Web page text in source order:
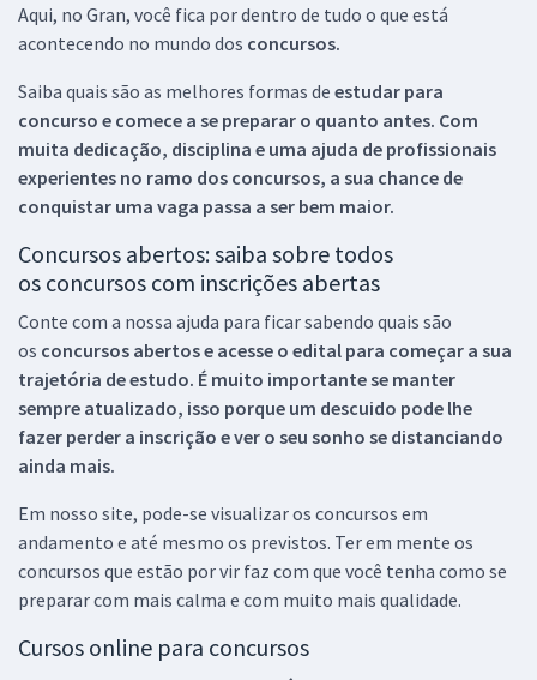
Aqui, no Gran, você fica por dentro de tudo o que está
acontecendo no mundo dos concursos.
Saiba quais são as melhores formas de estudar para
concurso e comece a se preparar o quanto antes. Com
muita dedicação, disciplina e uma ajuda de profissionais
experientes no ramo dos concursos, a sua chance de
conquistar uma vaga passa a ser bem maior.
Concursos abertos: saiba sobre todos
os concursos com inscrições abertas
Conte com a nossa ajuda para ficar sabendo quais são
os concursos abertos e acesse o edital para começar a sua
trajetória de estudo. É muito importante se manter
sempre atualizado, isso porque um descuido pode lhe
fazer perder a inscrição e ver o seu sonho se distanciando
ainda mais.
Em nosso site, pode-se visualizar os concursos em
andamento e até mesmo os previstos. Ter em mente os
concursos que estão por vir faz com que você tenha como se
preparar com mais calma e com muito mais qualidade.
Cursos online para concursos